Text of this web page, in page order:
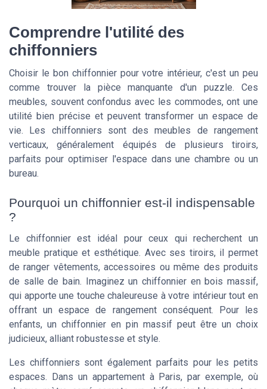
Comprendre l'utilité des
chiffonniers
Choisir le bon chiffonnier pour votre intérieur, c'est un peu
comme trouver la pièce manquante d'un puzzle. Ces
meubles, souvent confondus avec les commodes, ont une
utilité bien précise et peuvent transformer un espace de
vie. Les chiffonniers sont des meubles de rangement
verticaux, généralement équipés de plusieurs tiroirs,
parfaits pour optimiser l'espace dans une chambre ou un
bureau.
Pourquoi un chiffonnier est-il indispensable
?
Le chiffonnier est idéal pour ceux qui recherchent un
meuble pratique et esthétique. Avec ses tiroirs, il permet
de ranger vêtements, accessoires ou même des produits
de salle de bain. Imaginez un chiffonnier en bois massif,
qui apporte une touche chaleureuse à votre intérieur tout en
offrant un espace de rangement conséquent. Pour les
enfants, un chiffonnier en pin massif peut être un choix
judicieux, alliant robustesse et style.
Les chiffonniers sont également parfaits pour les petits
espaces. Dans un appartement à Paris, par exemple, où